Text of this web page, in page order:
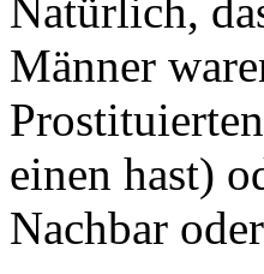
Natürlich,
Männer
einen hast)
Nachbar